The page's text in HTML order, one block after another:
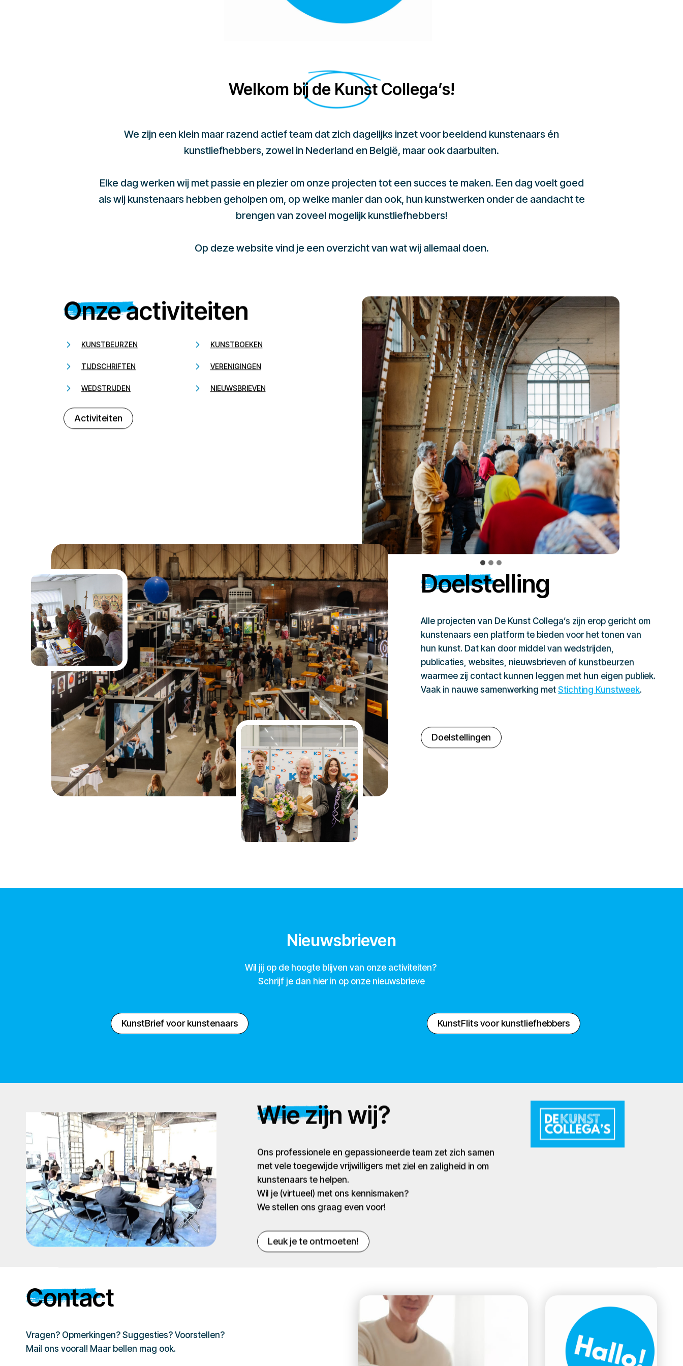
Welkom bij de Kunst Collega’s!
We zijn een klein maar razend actief team dat zich dagelijks inzet voor beeldend kunstenaars én
kunstliefhebbers, zowel in Nederland en België, maar ook daarbuiten.
Elke dag werken wij met passie en plezier om onze projecten tot een succes te maken. Een dag voelt goed
als wij kunstenaars hebben geholpen om, op welke manier dan ook, hun kunstwerken onder de aandacht te
brengen van zoveel mogelijk kunstliefhebbers!
Op deze website vind je een overzicht van wat wij allemaal doen.
Onze activiteiten
KUNSTBEURZEN KUNSTBOEKEN
TIJDSCHRIFTEN VERENIGINGEN
WEDSTRIJDEN NIEUWSBRIEVEN
Activiteiten
Doelstelling
Alle projecten van De Kunst Collega’s zijn erop gericht om
kunstenaars een platform te bieden voor het tonen van
hun kunst. Dat kan door middel van wedstrijden,
publicaties, websites, nieuwsbrieven of kunstbeurzen
waarmee zij contact kunnen leggen met hun eigen publiek.
Vaak in nauwe samenwerking metStichting Kunstweek.
Doelstellingen
Nieuwsbrieven
Wil jij op de hoogte blijven van onze activiteiten?
Schrijf je dan hier in op onze nieuwsbrieve
KunstBrief voor kunstenaars KunstFlits voor kunstliefhebbers
Wie zijn wij?
Ons professionele en gepassioneerde team zet zich samen
met vele toegewijde vrijwilligers met ziel en zaligheid in om
kunstenaars te helpen.
Wil je (virtueel) met ons kennismaken?
We stellen ons graag even voor!
Leuk je te ontmoeten!
Contact
Vragen? Opmerkingen? Suggesties? Voorstellen?
Mail ons vooral! Maar bellen mag ook.